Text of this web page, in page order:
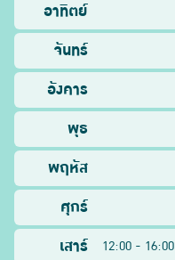
อาทิตย์
จันทร์
อังคาร
พุธ
พฤหัส
ศุกร์
เสาร์
12:00 - 16:00